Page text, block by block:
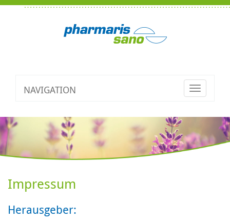
NAVIGATION
Toggle
Impressum
Herausgeber: